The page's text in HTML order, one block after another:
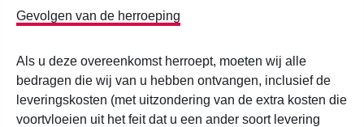
Gevolgen van de herroeping
Als u deze overeenkomst herroept, moeten wij alle
bedragen die wij van u hebben ontvangen, inclusief de
leveringskosten (met uitzondering van de extra kosten die
voortvloeien uit het feit dat u een ander soort levering